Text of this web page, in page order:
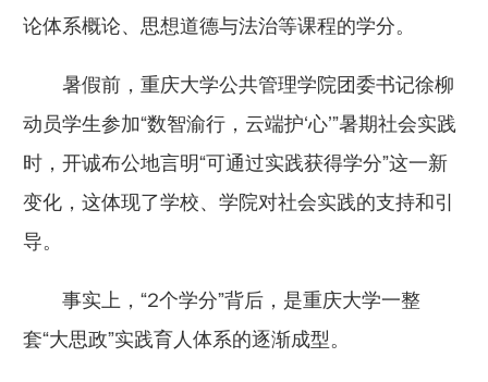
论体系概论、思想道德与法治等课程的学分。
暑假前，重庆大学公共管理学院团委书记徐柳
动员学生参加“数智渝行，云端护‘心’”暑期社会实践
时，开诚布公地言明“可通过实践获得学分”这一新
变化，这体现了学校、学院对社会实践的支持和引
导。
事实上，“2个学分”背后，是重庆大学一整
套“大思政”实践育人体系的逐渐成型。